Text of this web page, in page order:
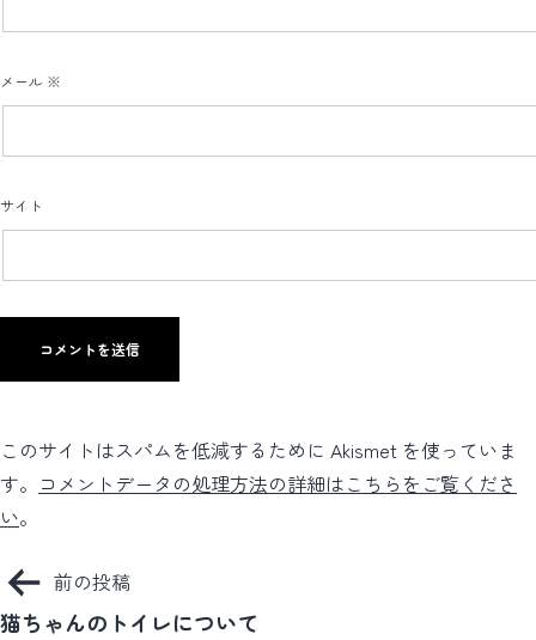
メール ※
サイト
このサイトはスパムを低減するために Akismet を使っていま
す。 コメントデータの処理方法の詳細はこちらをご覧くださ
い。
投
稿
前の投稿
猫ちゃんのトイレについて